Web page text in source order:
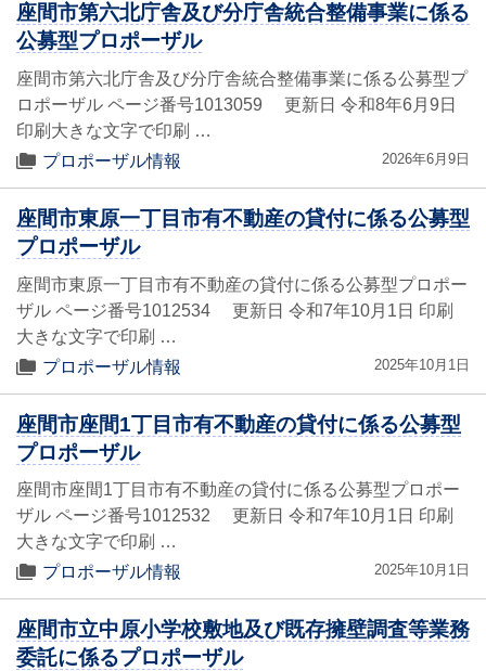
座間市第六北庁舎及び分庁舎統合整備事業に係る
公募型プロポーザル
座間市第六北庁舎及び分庁舎統合整備事業に係る公募型プ
ロポーザル ページ番号1013059 更新日 令和8年6月9日
印刷大きな文字で印刷 …
プロポーザル情報
2026年6月9日
座間市東原一丁目市有不動産の貸付に係る公募型
プロポーザル
座間市東原一丁目市有不動産の貸付に係る公募型プロポー
ザル ページ番号1012534 更新日 令和7年10月1日 印刷
大きな文字で印刷 …
プロポーザル情報
2025年10月1日
座間市座間1丁目市有不動産の貸付に係る公募型
プロポーザル
座間市座間1丁目市有不動産の貸付に係る公募型プロポー
ザル ページ番号1012532 更新日 令和7年10月1日 印刷
大きな文字で印刷 …
プロポーザル情報
2025年10月1日
座間市立中原小学校敷地及び既存擁壁調査等業務
委託に係るプロポーザル